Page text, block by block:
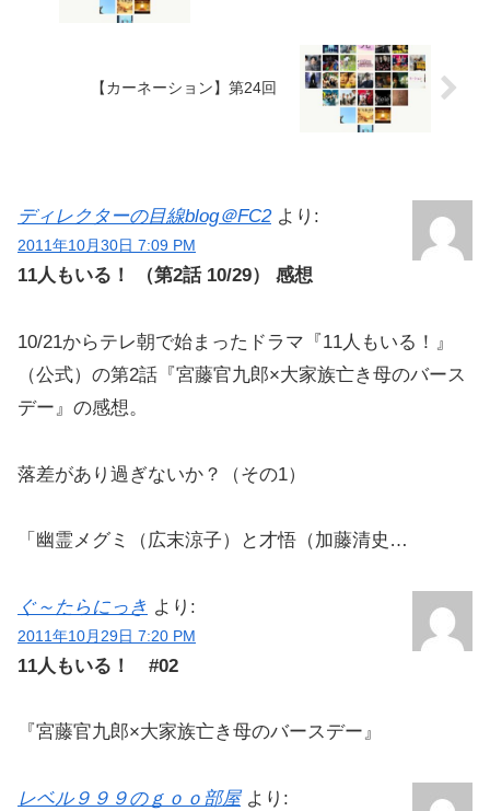
【カーネーション】第24回
ディレクターの目線blog＠FC2 より:
2011年10月30日 7:09 PM
11人もいる！ （第2話 10/29） 感想
10/21からテレ朝で始まったドラマ『11人もいる！』
（公式）の第2話『宮藤官九郎×大家族亡き母のバース
デー』の感想。
落差があり過ぎないか？（その1）
「幽霊メグミ（広末涼子）と才悟（加藤清史…
ぐ～たらにっき より:
2011年10月29日 7:20 PM
11人もいる！ #02
『宮藤官九郎×大家族亡き母のバースデー』
レベル９９９のｇｏｏ部屋 より: